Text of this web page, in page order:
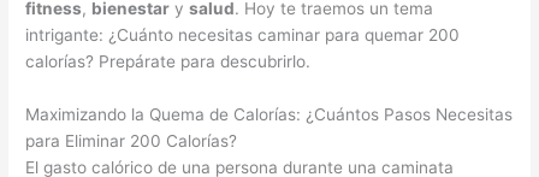
fitness, bienestar ysalud. Hoy te traemos un tema
intrigante: ¿Cuánto necesitas caminar para quemar 200
calorías? Prepárate para descubrirlo.
Maximizando la Quema de Calorías: ¿Cuántos Pasos Necesitas
para Eliminar 200 Calorías?
El gasto calórico de una persona durante una caminata